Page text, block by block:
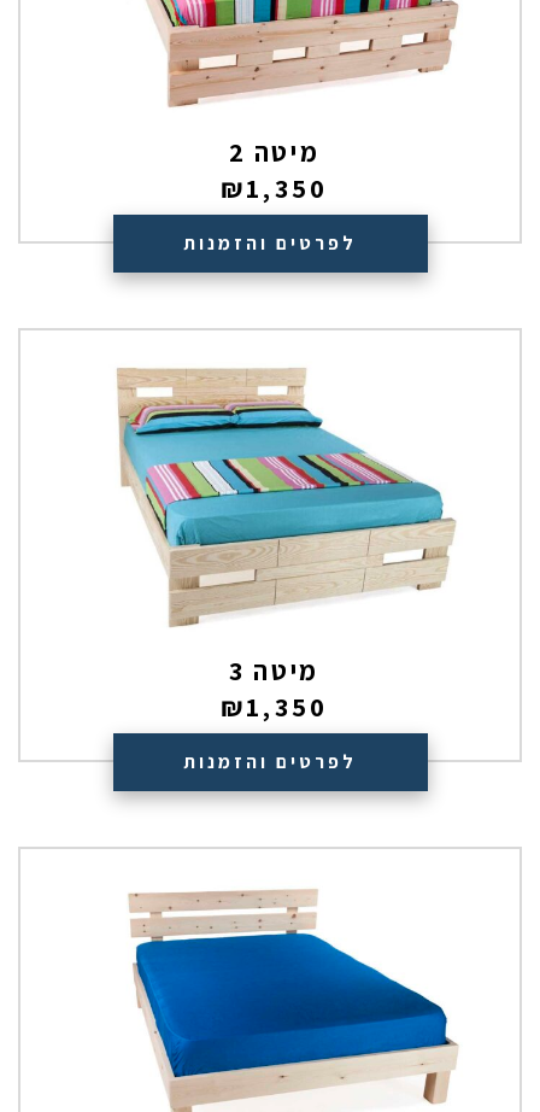
מיטה 2
₪1,350
לפרטים והזמנות
מיטה 3
₪1,350
לפרטים והזמנות